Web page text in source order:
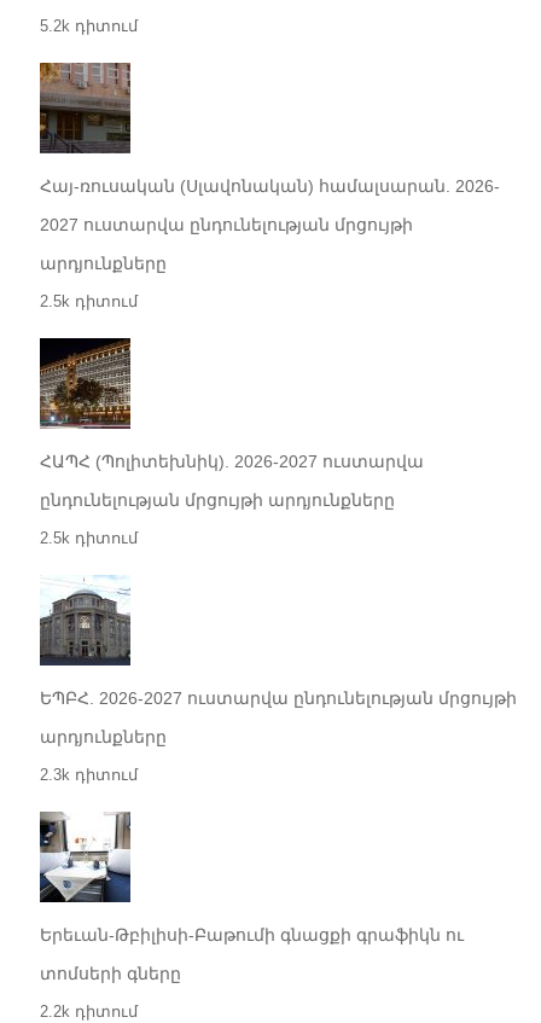
5.2k դիտում
Հայ-ռուսական (Սլավոնական) համալսարան. 2026-
2027 ուստարվա ընդունելության մրցույթի
արդյունքները
2.5k դիտում
ՀԱՊՀ (Պոլիտեխնիկ). 2026-2027 ուստարվա
ընդունելության մրցույթի արդյունքները
2.5k դիտում
ԵՊԲՀ. 2026-2027 ուստարվա ընդունելության մրցույթի
արդյունքները
2.3k դիտում
Երեւան-Թբիլիսի-Բաթումի գնացքի գրաֆիկն ու
տոմսերի գները
2.2k դիտում